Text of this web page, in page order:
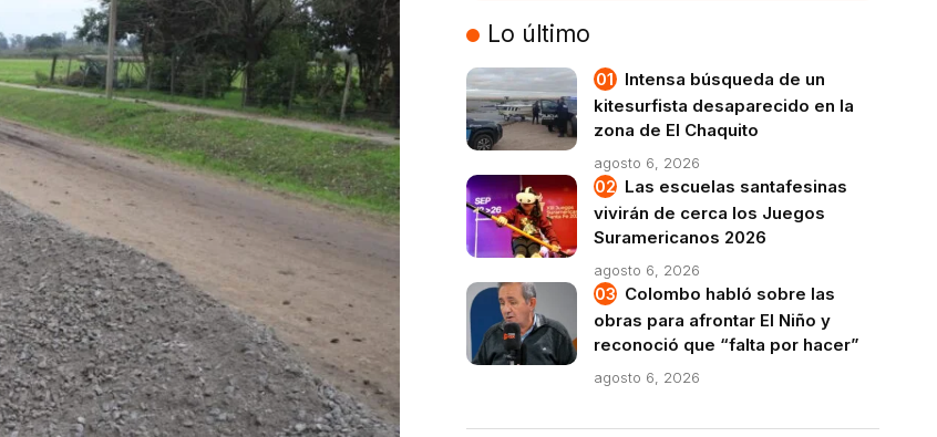
Lo último
Intensa búsqueda de un
kitesurfista desaparecido en la
zona de El Chaquito
agosto 6, 2026
Las escuelas santafesinas
vivirán de cerca los Juegos
Suramericanos 2026
agosto 6, 2026
Colombo habló sobre las
obras para afrontar El Niño y
reconoció que “falta por hacer”
agosto 6, 2026